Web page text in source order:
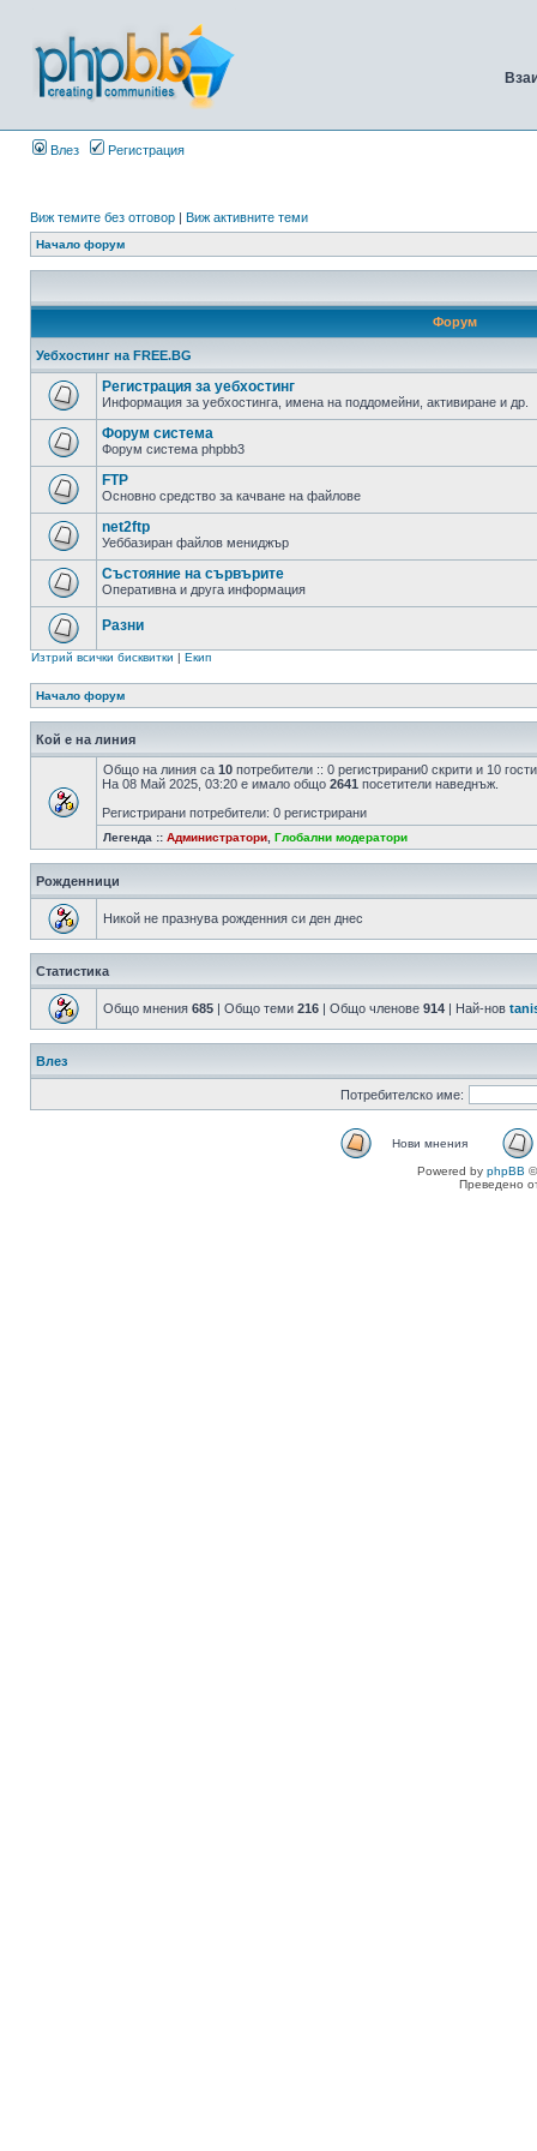
Влез Регистрация
Виж темите без отговор | Виж активните теми
Начало форум
Форум
Уебхостинг на FREE.BG
Регистрация за уебхостинг
Информация за уебхостинга, имена на поддомейни, активиране и др.
Форум система
Форум система phpbb3
FTP
Основно средство за качване на файлове
net2ftp
Уеббазиран файлов мениджър
Състояние на сървърите
Оперативна и друга информация
Разни
Изтрий всички бисквитки | Екип
Начало форум
Кой е на линия
Общо на линия са 10 потребители :: 0 регистрирани0 скрити и 10
На 08 Май 2025, 03:20 е имало общо 2641 посетители наведнъж.
Регистрирани потребители: 0 регистрирани
Легенда :: Администратори Глобални модератори
Рожденници
Никой не празнува рожденния си ден днес
Статистика
Общо мнения 685 | Общо теми 216 | Общо членове 914 | Най-нов
Влез
Потребителско име:
Нови мнения
Powered by phpBB
Преведено